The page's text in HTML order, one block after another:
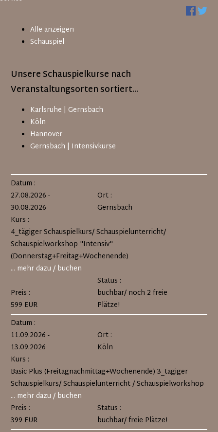
Alle anzeigen
Schauspiel
Unsere Schauspielkurse nach
Veranstaltungsorten sortiert...
Navigation
überspringen
Karlsruhe | Gernsbach
Köln
Hannover
Gernsbach | Intensivkurse
Datum :
27.08.2026 -
30.08.2026
Ort :
Gernsbach
Kurs :
4_tägiger Schauspielkurs/ Schauspielunterricht/
Schauspielworkshop "Intensiv"
(Donnerstag+Freitag+Wochenende)
... mehr dazu / buchen
Preis :
599 EUR
Status :
buchbar/ noch 2 freie
Plätze!
Datum :
11.09.2026 -
13.09.2026
Ort :
Köln
Kurs :
Basic Plus (Freitagnachmittag+Wochenende) 3_tägiger
Schauspielkurs/ Schauspielunterricht / Schauspielworkshop
... mehr dazu / buchen
Preis :
399 EUR
Status :
buchbar/ freie Plätze!